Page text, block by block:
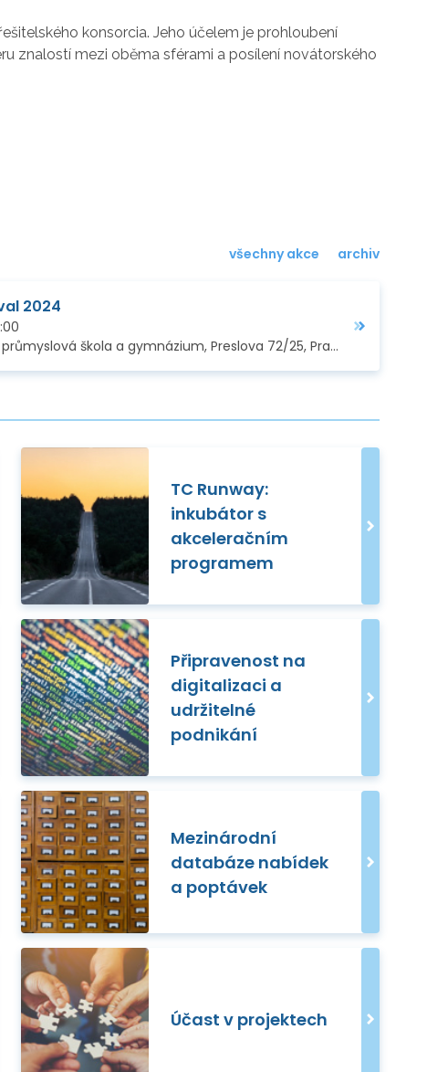
konsorcia. Jeho účelem je prohloubení
znalostí mezi oběma sférami a posílení novátorského
všechny akce archiv
2024
škola a gymnázium, Preslova 72/25, Praha 5 – Smíchov
TC Runway:
inkubátor s
akceleračním
programem
Připravenost na
digitalizaci a
udržitelné
podnikání
Mezinárodní
databáze nabídek
a poptávek
Účast v projektech